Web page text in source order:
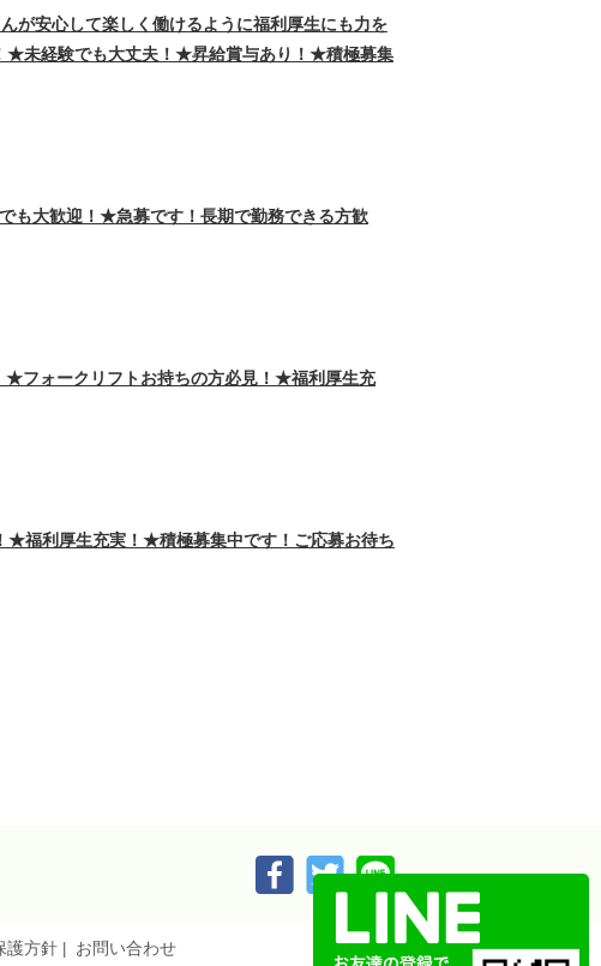
が安心して楽しく働けるように福利厚生にも力を
★未経験でも大丈夫！★昇給賞与あり！★積極募集
も大歓迎！★急募です！長期で勤務できる方歓
★フォークリフトお持ちの方必見！★福利厚生充
★福利厚生充実！★積極募集中です！ご応募お待ち
護方針 お問い合わせ